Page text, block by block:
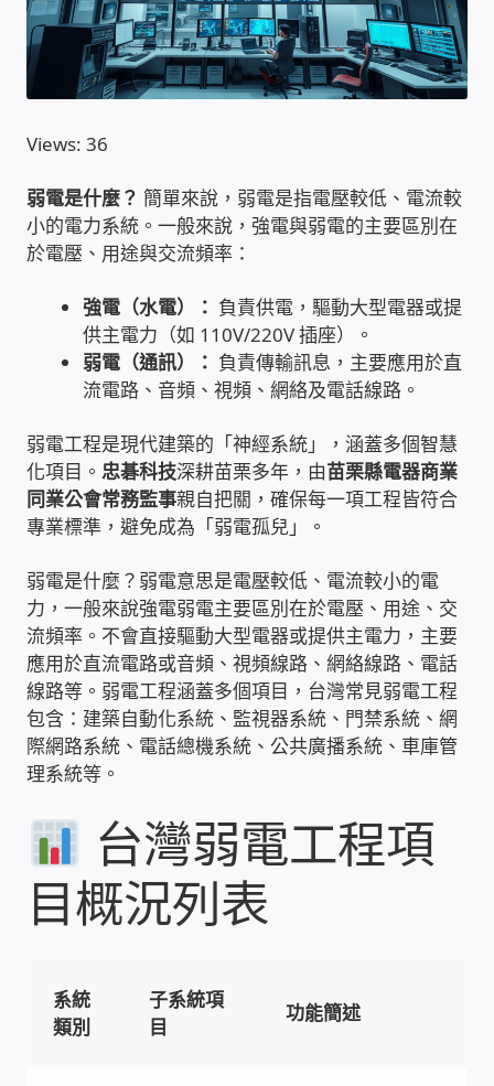
儀器設備
網路建置規劃維修-實績案例
弱電工程-實績案例
插卡計費
監視器安裝維修-實績案例
自動控制PLC專案設計-實績案例
雲端儲值型電表
電子鎖安裝-實績案例
電腦資訊-實績案例
電話總機安裝維修-實績案例
聯絡我們
徵 伙伴
公益贊助、社會貢獻
家庭水電修繕
窗簾 窗飾 丈量安裝
電腦維修銷售
Views: 36
弱電是什麼？ 簡單來說，弱電是指電壓較低、電流較
小的電力系統。一般來說，強電與弱電的主要區別在
於電壓、用途與交流頻率：
強電（水電）： 負責供電，驅動大型電器或提
供主電力（如 110V/220V 插座）。
弱電（通訊）： 負責傳輸訊息，主要應用於直
流電路、音頻、視頻、網絡及電話線路。
弱電工程是現代建築的「神經系統」，涵蓋多個智慧
化項目。忠碁科技深耕苗栗多年，由苗栗縣電器商業
同業公會常務監事親自把關，確保每一項工程皆符合
專業標準，避免成為「弱電孤兒」。
弱電是什麼？弱電意思是電壓較低、電流較小的電
力，一般來說強電弱電主要區別在於電壓、用途、交
流頻率。不會直接驅動大型電器或提供主電力，主要
應用於直流電路或音頻、視頻線路、網絡線路、電話
線路等。弱電工程涵蓋多個項目，台灣常見弱電工程
包含：建築自動化系統、監視器系統、門禁系統、網
際網路系統、電話總機系統、公共廣播系統、車庫管
理系統等。
台灣弱電工程項
目概況列表
系統
類別
子系統項
目
功能簡述